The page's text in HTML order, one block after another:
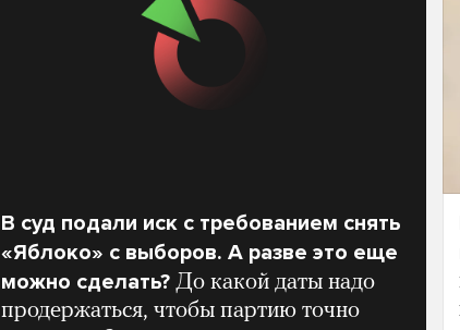
В суд подали иск с требованием снять
«Яблоко» с выборов. А разве это еще
можно сделать? До какой даты надо
продержаться, чтобы партию точно